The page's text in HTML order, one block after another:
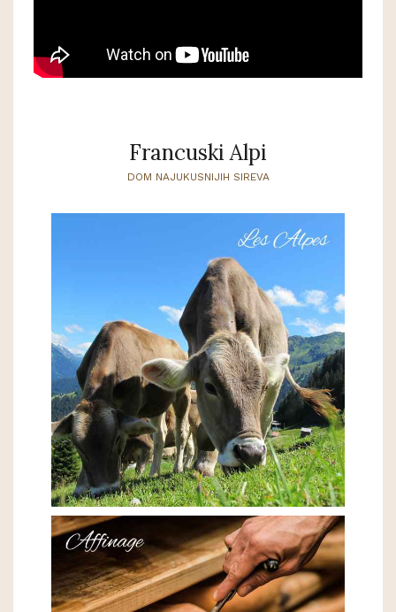
Francuski Alpi
DOM NAJUKUSNIJIH SIREVA